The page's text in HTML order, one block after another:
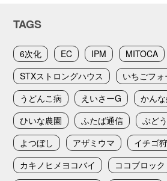
TAGS
6次化 EC IPM MITOCA
STXストロングハウス
いちごフォ
うどんこ病
えいさーG かん
ひいな農園
ふたば通信 ぶどう
よつぼし
アザミウマ
イチゴ
カキノヒメヨコバイ
ココブロック